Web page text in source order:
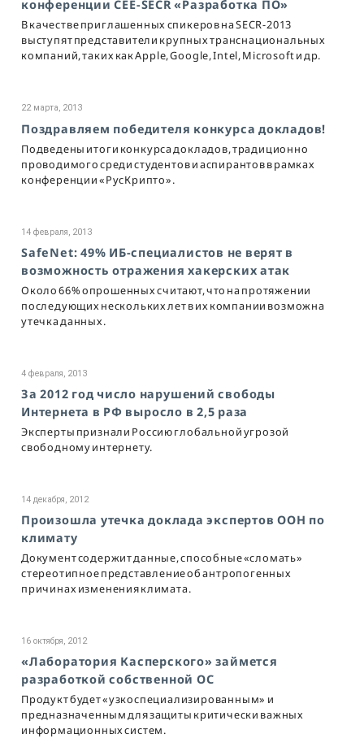
конференции CEE-SECR «Разработка ПО»
В качестве приглашенных спикеров на SECR-2013
выступят представители крупных транснациональных
компаний, таких как Apple, Google, Intel, Microsoft и др.
22 марта, 2013
Поздравляем победителя конкурса докладов!
Подведены итоги конкурса докладов, традиционно
проводимого среди студентов и аспирантов в рамках
конференции «РусКрипто».
14 февраля, 2013
SafeNet: 49% ИБ-специалистов не верят в
возможность отражения хакерских атак
Около 66% опрошенных считают, что на протяжении
последующих нескольких лет в их компании возможна
утечка данных.
4 февраля, 2013
За 2012 год число нарушений свободы
Интернета в РФ выросло в 2,5 раза
Эксперты признали Россию глобальной угрозой
свободному интернету.
14 декабря, 2012
Произошла утечка доклада экспертов ООН по
климату
Документ содержит данные, способные «сломать»
стереотипное представление об антропогенных
причинах изменения климата.
16 октября, 2012
«Лаборатория Касперского» займется
разработкой собственной ОС
Продукт будет «узкоспециализированным» и
предназначенным для защиты критически важных
информационных систем.